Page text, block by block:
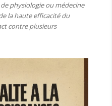
physiologie ou médecine
la haute efficacité du
contre plusieurs